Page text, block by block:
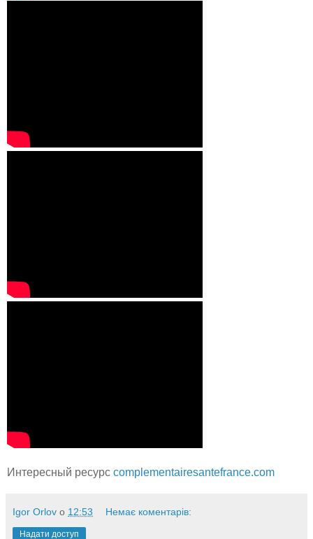
Интересный ресурс complementairesantefrance.com
Igor Orlov о 12:53 Немає коментарів:
Надати доступ